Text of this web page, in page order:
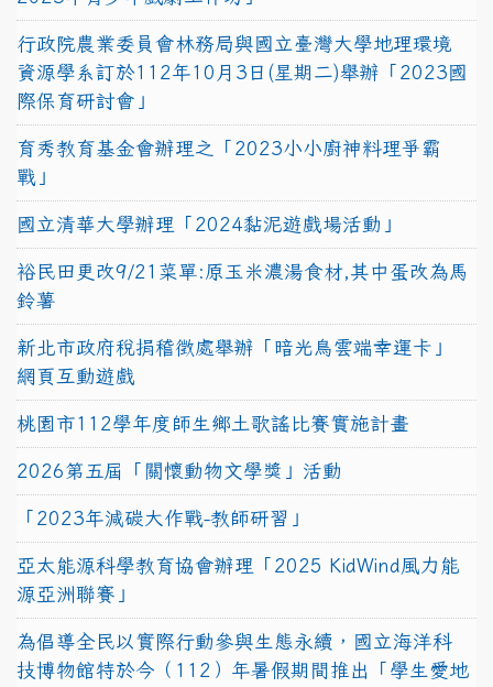
行政院農業委員會林務局與國立臺灣大學地理環境
資源學系訂於112年10月3日(星期二)舉辦「2023國
際保育研討會」
育秀教育基金會辦理之「2023小小廚神料理爭霸
戰」
國立清華大學辦理「2024黏泥遊戲場活動」
裕民田更改9/21菜單:原玉米濃湯食材,其中蛋改為馬
鈴薯
新北市政府稅捐稽徵處舉辦「暗光鳥雲端幸運卡」
網頁互動遊戲
桃園市112學年度師生鄉土歌謠比賽實施計畫
2026第五屆「關懷動物文學獎」活動
「2023年減碳大作戰-教師研習」
亞太能源科學教育協會辦理「2025 KidWind風力能
源亞洲聯賽」
為倡導全民以實際行動參與生態永續，國立海洋科
技博物館特於今（112）年暑假期間推出「學生愛地